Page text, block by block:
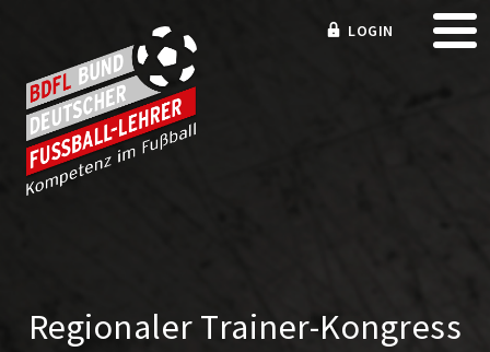
LOGIN
Regionaler Trainer-Kongress